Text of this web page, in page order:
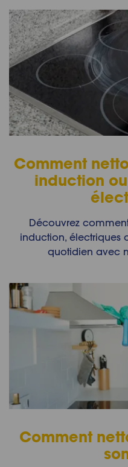
Comment
induction
Découvrez
induction, électriques
quotidien avec
Comment